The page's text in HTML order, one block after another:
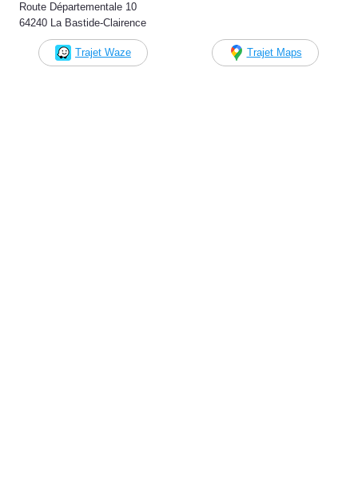
Route Départementale 10
64240 La Bastide-Clairence
Trajet Waze Trajet Maps